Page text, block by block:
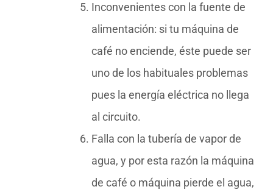
Inconvenientes con la fuente de
alimentación: si tu máquina de
café no enciende, éste puede ser
uno de los habituales problemas
pues la energía eléctrica no llega
al circuito.
Falla con la tubería de vapor de
agua, y por esta razón la máquina
de café o máquina pierde el agua,